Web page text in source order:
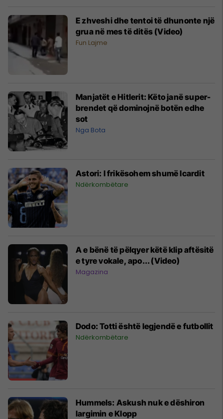
E zhveshi dhe tentoi të dhunonte një
grua në mes të ditës (Video)
Fun Lajme
Manjatët e Hitlerit: Këto janë super-
brendet që dominojnë botën edhe
sot
Nga Bota
Astori: I frikësohem shumë Icardit
Ndërkombëtare
A e bënë të pëlqyer këtë klip aftësitë
e tyre vokale, apo... (Video)
Magazina
Dodo: Totti është legjendë e futbollit
Ndërkombëtare
Hummels: Askush nuk e dëshiron
largimin e Klopp